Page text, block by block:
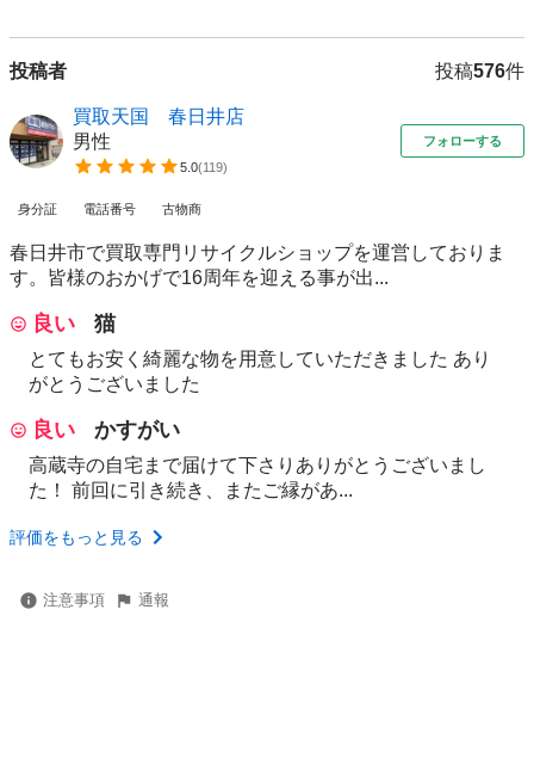
投稿者 投稿576件
買取天国 春日井店
男性
5.0(119)
フォローする
身分証 電話番号 古物商
春日井市で買取専門リサイクルショップを運営しておりま
す。皆様のおかげで16周年を迎える事が出...
良い 猫
とてもお安く綺麗な物を用意していただきました あり
がとうございました
良い かすがい
高蔵寺の自宅まで届けて下さりありがとうございまし
た！ 前回に引き続き、またご縁があ...
評価をもっと見る
注意事項 通報